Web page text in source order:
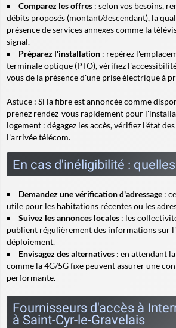
Comparez les offres : selon vos besoins,
débits proposés (montant/descendant), la
présence de services annexes comme la
signal.
Préparez l'installation : repérez
terminale optique (PTO), vérifiez
vous de la présence d'une prise électrique à
Astuce : Si la fibre est annoncée comme
prenez rendez-vous rapidement pour
logement : dégagez les accès, vérifiez l'état
l'arrivée télécom.
En cas d'inéligibilité :
Demandez une vérification d'adressage :
utile pour les habitations récentes ou les
Suivez les annonces locales : les
publient régulièrement des informations sur
déploiement.
Envisagez des alternatives : en attendant
comme la 4G/5G fixe peuvent assurer une
performante.
Fournisseurs d'accès à
à Saint-Cyr-le-Gravelais